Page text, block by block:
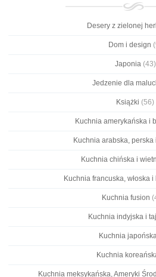
Desery z zielonej
Dom i design
Japonia(43)
Jedzenie dla
Książki (56)
Kuchnia amerykańska i
Kuchnia arabska, perska
Kuchnia chińska i
Kuchnia francuska, włoska
Kuchnia fusion
Kuchnia indyjska i
Kuchnia
Kuchnia
Kuchnia meksykańska, Ameryki